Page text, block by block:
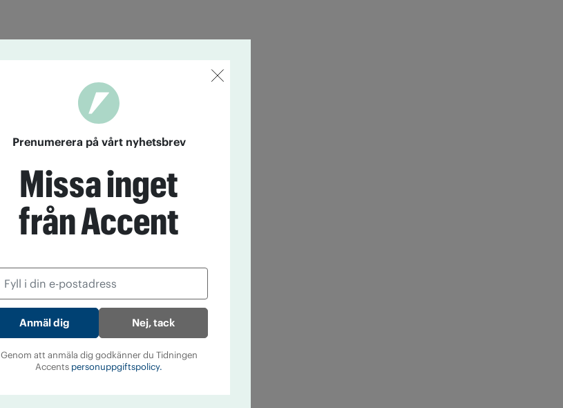
Prenumerera på vårt nyhetsbrev
Missa inget
från Accent
Nej, tack
Genom att anmäla dig godkänner du Tidningen
Accents personuppgiftspolicy.